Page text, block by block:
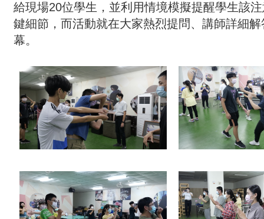
給現場20位學生，並利用情境模擬提醒學生該
鍵細節，而活動就在大家熱烈提問、講師詳細
幕。